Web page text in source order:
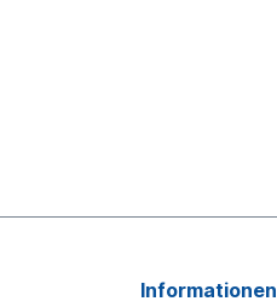
Informationen